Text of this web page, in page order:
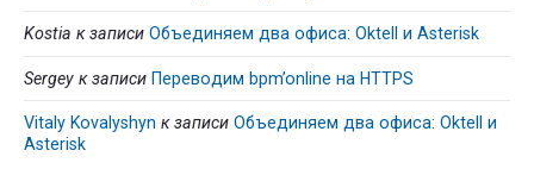
Kostia к записи Объединяем два офиса: Oktell и Asterisk
Sergey к записи Переводим bpm’online на HTTPS
Vitaly Kovalyshyn к записи Объединяем два офиса: Oktell и
Asterisk